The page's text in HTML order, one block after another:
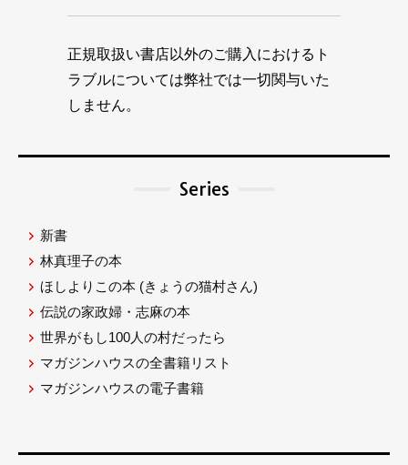
正規取扱い書店以外のご購入におけるト
ラブルについては弊社では一切関与いた
しません。
Series
新書
林真理子の本
ほしよりこの本 (きょうの猫村さん)
伝説の家政婦・志麻の本
世界がもし100人の村だったら
マガジンハウスの全書籍リスト
マガジンハウスの電子書籍